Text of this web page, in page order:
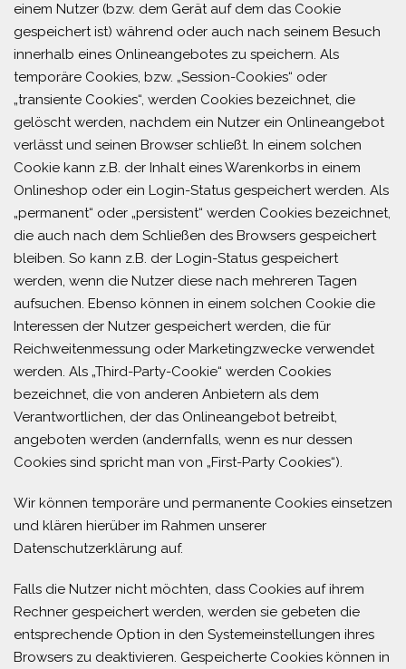
einem Nutzer (bzw. dem Gerät auf dem das Cookie
gespeichert ist) während oder auch nach seinem Besuch
innerhalb eines Onlineangebotes zu speichern. Als
temporäre Cookies, bzw. „Session-Cookies“ oder
„transiente Cookies“, werden Cookies bezeichnet, die
gelöscht werden, nachdem ein Nutzer ein Onlineangebot
verlässt und seinen Browser schließt. In einem solchen
Cookie kann z.B. der Inhalt eines Warenkorbs in einem
Onlineshop oder ein Login-Status gespeichert werden. Als
„permanent“ oder „persistent“ werden Cookies bezeichnet,
die auch nach dem Schließen des Browsers gespeichert
bleiben. So kann z.B. der Login-Status gespeichert
werden, wenn die Nutzer diese nach mehreren Tagen
aufsuchen. Ebenso können in einem solchen Cookie die
Interessen der Nutzer gespeichert werden, die für
Reichweitenmessung oder Marketingzwecke verwendet
werden. Als „Third-Party-Cookie“ werden Cookies
bezeichnet, die von anderen Anbietern als dem
Verantwortlichen, der das Onlineangebot betreibt,
angeboten werden (andernfalls, wenn es nur dessen
Cookies sind spricht man von „First-Party Cookies“).
Wir können temporäre und permanente Cookies einsetzen
und klären hierüber im Rahmen unserer
Datenschutzerklärung auf.
Falls die Nutzer nicht möchten, dass Cookies auf ihrem
Rechner gespeichert werden, werden sie gebeten die
entsprechende Option in den Systemeinstellungen ihres
Browsers zu deaktivieren. Gespeicherte Cookies können in